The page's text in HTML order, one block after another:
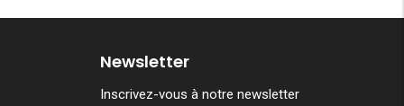
Newsletter
Inscrivez-vous à notre newsletter